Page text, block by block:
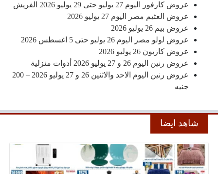
عروض كارفور اليوم 27 يوليو حتى 29 يوليو 2026 الفريش
عروض العثيم مصر اليوم 27 يوليو 2026
عروض بيم 26 يوليو 2026
عروض لولو مصر اليوم 26 يوليو حتى 5 اغسطس 2026
عروض كازيون 26 يوليو 2026
عروض رنين اليوم 26 و 27 يوليو 2026 أدوات منزلية
عروض رنين اليوم الاحد والاثنين 26 و 27 يوليو 2026 – 200
جنيه
شاهد ايضا